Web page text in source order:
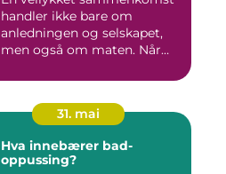
handler ikke bare om
anledningen og selskapet,
men også om maten. Når
31. mai
Hva innebærer bad-
oppussing?